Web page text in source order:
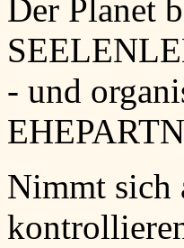
Der Planet
- und
Nimmt sich